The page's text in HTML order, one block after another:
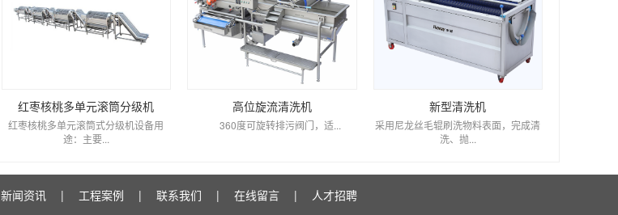
红枣核桃多单元滚筒分级机
红枣核桃多单元滚筒式分级机设备用
途：主要...
高位旋流清洗机
360度可旋转排污阀门，适...
新型清洗机
采用尼龙丝毛辊刷洗物料表面，完成清
洗、抛...
新闻资讯 | 工程案例 | 联系我们 | 在线留言 | 人才招聘